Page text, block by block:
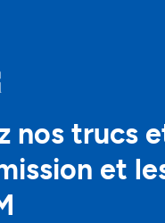
nos trucs
et